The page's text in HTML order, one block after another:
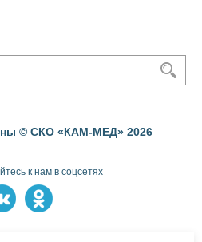
© СКО «КАМ-МЕД» 2026
к нам в соцсетях